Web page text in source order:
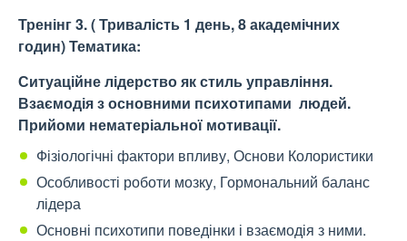
Тренінг 3.( Тривалість 1 день, 8 академічних
годин)Тематика:
Ситуаційне лідерство як стиль управління.
Взаємодія з основними психотипами людей.
Прийоми нематеріальної мотивації.
Фізіологічні фактори впливу, Основи Колористики
Особливості роботи мозку, Гормональний баланс
лідера
Основні психотипи поведінки і взаємодія з ними.